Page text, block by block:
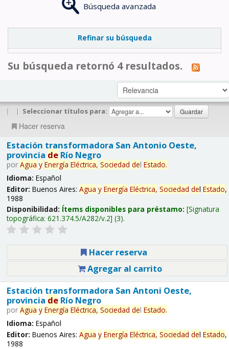
Búsqueda avanzada
Refinar su búsqueda
Su búsqueda retornó 4 resultados.
| | Seleccionar títulos para:
Hacer reserva
Estación transformadora San Antonio Oeste,
provincia deRío Negro
por Agua y Energía Eléctrica, Sociedad del Estado.
Idioma: Español
Editor: Buenos Aires: Agua y Energía Eléctrica, Sociedad del Estado,
1988
Disponibilidad: Ítems disponibles para préstamo: Signatura
topográfica: 621.374.5/A282/v.2 (3).
Hacer reserva
Agregar al carrito
Estación transformadora San Antoni Oeste,
provincia deRío Negro
por Agua y Energía Eléctrica, Sociedad del Estado.
Idioma: Español
Editor: Buenos Aires: Agua y Energía Eléctrica, Sociedad del Estado,
1988